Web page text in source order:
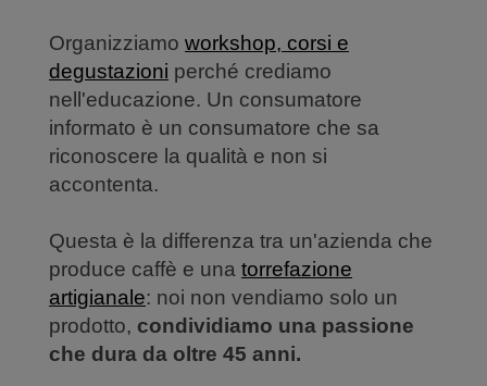
Organizziamo workshop, corsi e
degustazioni perché crediamo
nell'educazione. Un consumatore
informato è un consumatore che sa
riconoscere la qualità e non si
accontenta.
Questa è la differenza tra un'azienda che
produce caffè e una torrefazione
artigianale: noi non vendiamo solo un
prodotto, condividiamo una passione
che dura da oltre 45 anni.